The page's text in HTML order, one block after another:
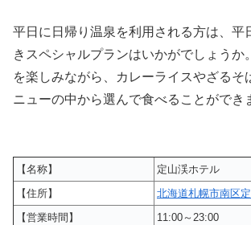
平日に日帰り温泉を利用される方は、平
きスペシャルプランはいかがでしょうか
を楽しみながら、カレーライスやざるそ
ニューの中から選んで食べることができ
【名称】
定山渓ホテル
【住所】
北海道札幌市南区
【営業時間】
11:00～23:00